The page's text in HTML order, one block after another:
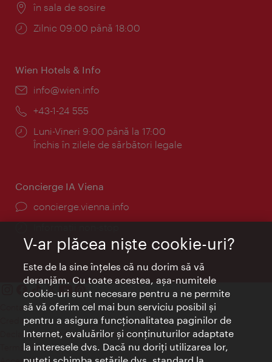
Locul:
în sala de sosire
Program:
Zilnic 09:00 până 18:00
Wien Hotels & Info
E-
info@wien.info
Telefon:
+43-1-24 555
Program:
Luni-Vineri 9:00 până la 17:00
Închis în zilele de sărbători legale
Concierge IA Viena
concierge.vienna.info
Contact
Credits
Declaraţie privind protecţia datelor
Terms of Use
V-ar plăcea nişte cookie-uri?
Este de la sine înţeles că nu dorim să vă
deranjăm. Cu toate acestea, aşa-numitele
cookie-uri sunt necesare pentru a ne permite
să vă oferim cel mai bun serviciu posibil şi
pentru a asigura funcţionalitatea paginilor de
Internet, evaluărilor şi conţinuturilor adaptate
la interesele dvs. Dacă nu doriţi utilizarea lor,